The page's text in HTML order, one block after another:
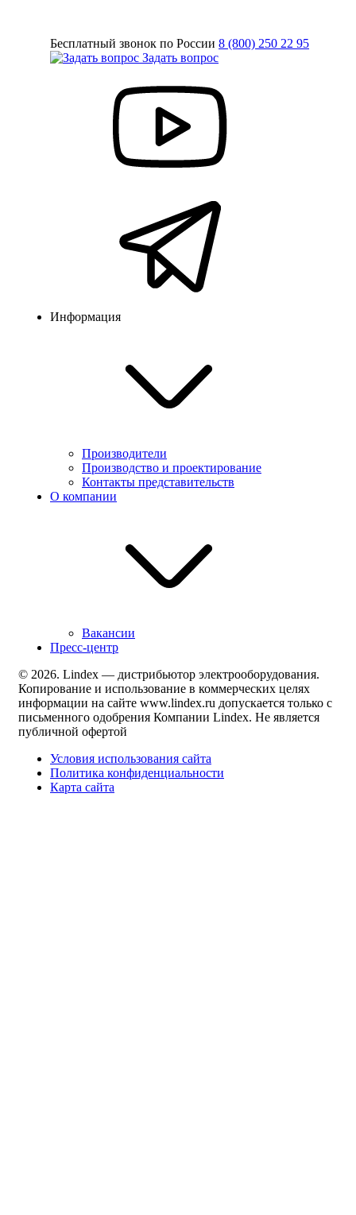
Бесплатный звонок по России 8 (800) 250 22 95
Задать вопрос
Информация
Производители
Производство и проектирование
Контакты представительств
О компании
Вакансии
Пресс-центр
© 2026. Lindex — дистрибьютор электрооборудования.
Копирование и использование в коммерческих целях
информации на сайте www.lindex.ru допускается только с
письменного одобрения Компании Lindex. Не является
публичной офертой
Условия использования сайта
Политика конфиденциальности
Карта сайта